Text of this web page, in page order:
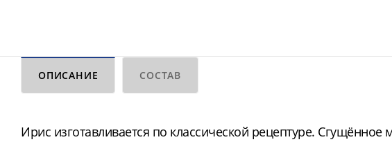
ОПИСАНИЕ СОСТАВ
Ирис изготавливается по классической рецептуре.